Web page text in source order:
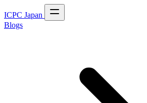
ICPC Japan
Blogs